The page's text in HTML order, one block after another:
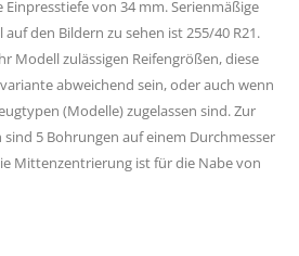
Einpresstiefe von 34 mm. Serienmäßige
den Bildern zu sehen ist 255/40 R21.
Modell zulässigen Reifengrößen, diese
abweichend sein, oder auch wenn
(Modelle) zugelassen sind. Zur
sind 5 Bohrungen auf einem Durchmesser
Mittenzentrierung ist für die Nabe von